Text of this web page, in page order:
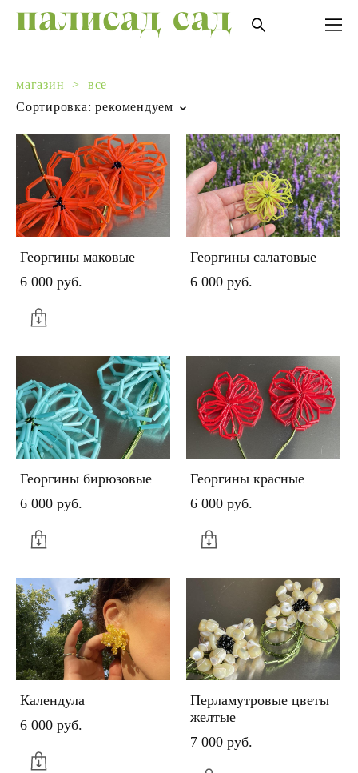
магазин >
все
Сортировка: рекомендуем
Георгины маковые
6 000 pуб.
Георгины салатовые
6 000 pуб.
Георгины бирюзовые
6 000 pуб.
Георгины красные
6 000 pуб.
Календула
6 000 pуб.
Перламутровые цветы
желтые
7 000 pуб.